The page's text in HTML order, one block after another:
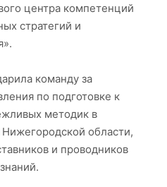
центра компетенций
стратегий и
команду за
по подготовке к
методик в
области,
и проводников